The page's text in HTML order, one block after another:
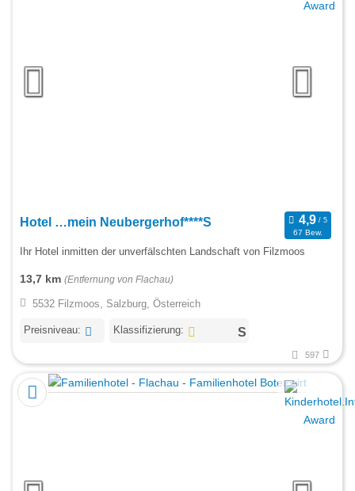
Hotel …mein Neubergerhof****S
67 Bew.
Ihr Hotel inmitten der unverfälschten Landschaft von Filzmoos
13,7 km (Entfernung von Flachau)
5532 Filzmoos, Salzburg, Österreich
Preisniveau: Klassifizierung:
597